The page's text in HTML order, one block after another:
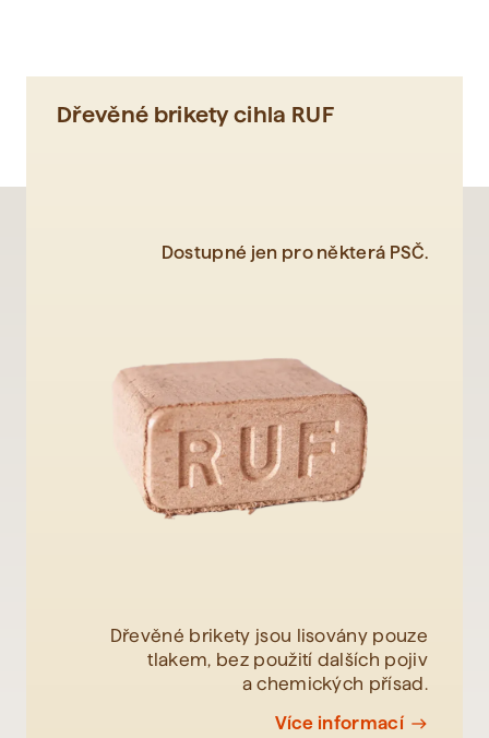
Dřevěné brikety cihla RUF
Dostupné jen pro některá PSČ.
Dřevěné brikety jsou lisovány pouze
tlakem, bez použití dalších pojiv
a chemických přísad.
Více informací east